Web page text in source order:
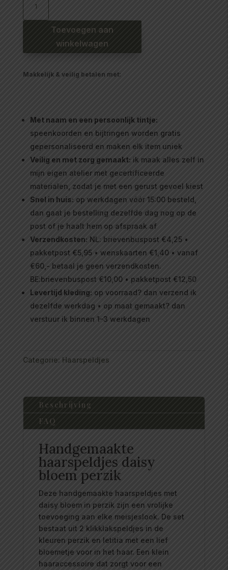
bloem
aantal
Toevoegen aan
winkelwagen
Makkelijk & veilig betalen met:
Met naam en een persoonlijk tintje:
speenkoorden en bijtringen worden gratis
gepersonaliseerd en maken elk item uniek
Veilig en met zorg gemaakt: ik maak alles zelf in
mijn eigen atelier met gecertificeerde
materialen, zodat je met een gerust gevoel kiest
Snel in huis: op werkdagen vóór 15:00 besteld,
dan gaat je bestelling dezelfde dag nog op de
post of je haalt hem op afspraak af
Verzendkosten: NL: brievenbuspost €4,25 •
pakketpost €5,95 • wenskaarten €1,40 • vanaf
€60,- betaal je geen verzendkosten.
BE:brievenbuspost €10,00 • pakketpost €12,50
Levertijd kleding: op voorraad? dan verzend ik
dezelfde werkdag • op maat gemaakt? dan
verstuur ik binnen 1–3 werkdagen
Categorie: Haarspeldjes
Beschrijving
FAQ
Handgemaakte
haarspeldjes daisy
bloem perzik
Deze handgemaakte haarspeldjes met
daisy bloem in perzik zijn een vrolijke
toevoeging aan elke meisjeslook. De set
bestaat uit 2 klikklakspeldjes in de
kleuren perzik en letitia met een lief
bloemetje voor in het haar. Een klein
haaraccessoire dat zorgt voor een